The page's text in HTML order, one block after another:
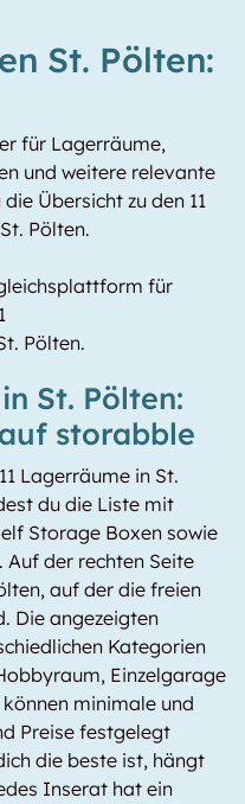
St. Pölten:
für Lagerräume,
und weitere relevante
Übersicht zu den 11
Pölten.
für
Pölten.
St. Pölten:
storabble
Lagerräume in St.
du die Liste mit
Storage Boxen sowie
Auf der rechten Seite
auf der die freien
Die angezeigten
Kategorien
Einzelgarage
minimale und
Preise festgelegt
die beste ist, hängt
Inserat hat ein